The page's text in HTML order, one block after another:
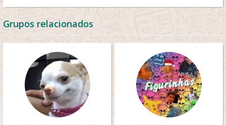
Grupos relacionados